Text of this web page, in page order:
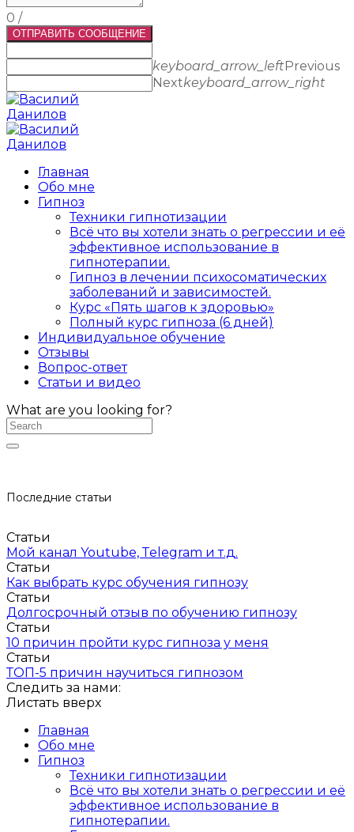
0 /
ОТПРАВИТЬ СООБЩЕНИЕ
keyboard_arrow_leftPrevious
Nextkeyboard_arrow_right
Главная
Обо мне
Гипноз
Техники гипнотизации
Всё что вы хотели знать о регрессии и её
эффективное использование в
гипнотерапии.
Гипноз в лечении психосоматических
заболеваний и зависимостей.
Курс «Пять шагов к здоровью»
Полный курс гипноза (6 дней)
Индивидуальное обучение
Отзывы
Вопрос-ответ
Статьи и видео
What are you looking for?
Последние статьи
Статьи
Мой канал Youtube, Тelegram и т.д.
Статьи
Как выбрать курс обучения гипнозу
Статьи
Долгосрочный отзыв по обучению гипнозу
Статьи
10 причин пройти курс гипноза у меня
Статьи
ТОП-5 причин научиться гипнозом
Следить за нами:
Листать вверх
Главная
Обо мне
Гипноз
Техники гипнотизации
Всё что вы хотели знать о регрессии и её
эффективное использование в
гипнотерапии.